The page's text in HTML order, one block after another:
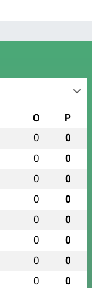
O P
0 0
0 0
0 0
0 0
0 0
0 0
0 0
0 0